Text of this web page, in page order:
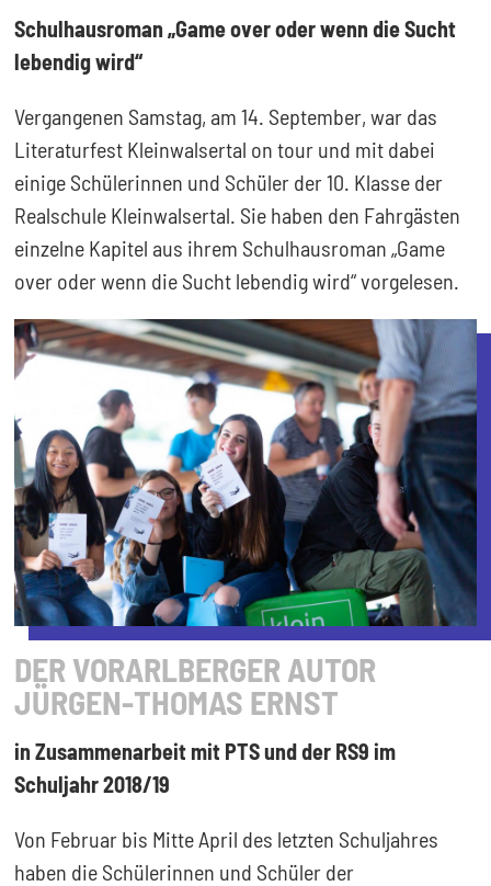
Schulhausroman „Game over oder wenn die Sucht
lebendig wird“
Vergangenen Samstag, am 14. September, war das
Literaturfest Kleinwalsertal on tour und mit dabei
einige Schülerinnen und Schüler der 10. Klasse der
Realschule Kleinwalsertal. Sie haben den Fahrgästen
einzelne Kapitel aus ihrem Schulhausroman „Game
over oder wenn die Sucht lebendig wird“ vorgelesen.
DER VORARLBERGER AUTOR
JÜRGEN-THOMAS ERNST
in Zusammenarbeit mit PTS und der RS9 im
Schuljahr 2018/19
Von Februar bis Mitte April des letzten Schuljahres
haben die Schülerinnen und Schüler der